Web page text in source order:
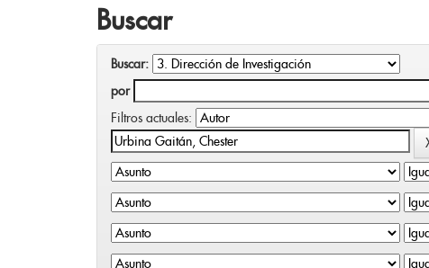
Buscar
Buscar:
por
Filtros actuales: